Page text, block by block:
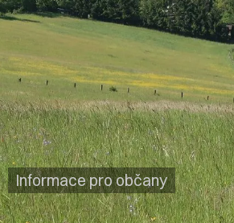
Informace pro občany